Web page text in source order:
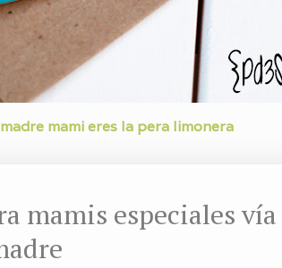
mami eres la pera limonera
mamis especiales vía